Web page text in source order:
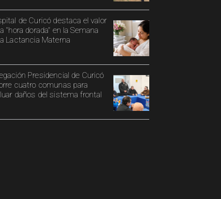
de Curicó destaca el valor
"hora dorada" en la Semana
Lactancia Materna
Presidencial de Curicó
cuatro comunas para
daños del sistema frontal